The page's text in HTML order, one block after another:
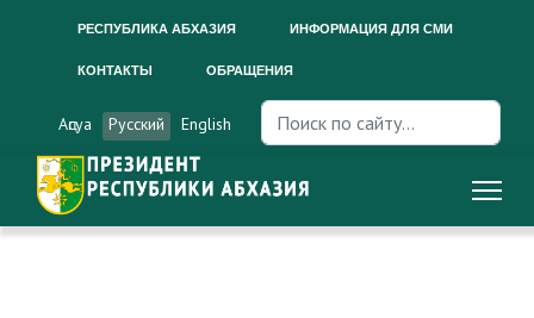
РЕСПУБЛИКА АБХАЗИЯ ИНФОРМАЦИЯ ДЛЯ СМИ
КОНТАКТЫ ОБРАЩЕНИЯ
Аԥсуа Русский English